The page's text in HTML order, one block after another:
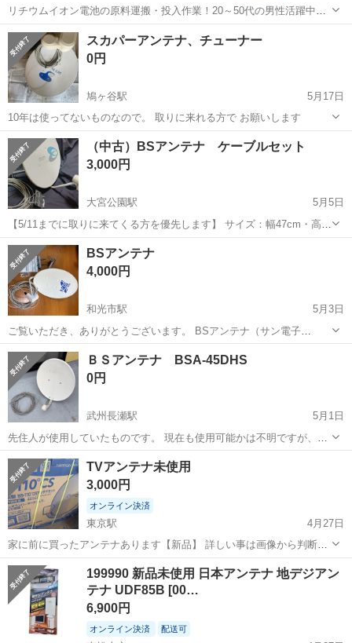
リチウムイオン電池の原料運搬・投入作業！20～50代の男性活躍中★
ワンルーム寮完備！赴任旅費会社負担！年間休日130日★フォークリフ
ト免許お持ちの方、活躍中！就業先食堂利用可★《神奈川県相模原
市》 人気の工場のお仕事 ◇電...
神奈川 相模原市 南橋本駅 その他
スカパーアンテナ、チューナー
0円
鳩ヶ谷駅
5月17日
10年は使ってないものなので。 取りに来れる方で お願いします
埼玉 川口市 鳩ヶ谷駅
（中古）BSアンテナ ケーブルセット
3,000円
大宮公園駅
5月5日
【5/11までに取りに来てくる方を優先します】 サイズ：幅47cm・高さ
53cm ケーブル：約10m 傷・汚れ等ありますので、写真をよくご確認
ください。 ✳多少の値引き相談可。 よろしくお願いいたします。
埼玉 さいたま市 大宮公園駅
BSアンテナ
4,000円
和光市駅
5月3日
ご覧いただき、ありがとうございます。 BSアンテナ（サン電子
CBK45S）になります。 昨年5月に購入・設置（集合住宅ベランダ）し
ましたが、今年3月に転勤に伴う引っ越しのため、取り外しました。
（約8ヶ月使用） 新たな...
埼玉 和光市
ＢＳアンテナ BSA-45DHS
0円
武州長瀬駅
5月1日
先住人が使用していたものです。 現在も使用可能かは不明ですが、ご
理解いただける方で、必要な方がいらっしゃいましたらお譲りいたし
ます。
埼玉 比企郡 武州長瀬駅 テレビ
TVアンテナ未使用
3,000円
オンライン決済
東京駅
4月27日
家に前に買ったアンテナあります【新品】 詳しい事は画像から判断し
て下さい。 直接引き渡し希望。
埼玉 熊谷市 東京駅 テレビ 画像
199990 新品未使用 日本アンテナ 地デジアン
テナ UDF85B [00…
6,900円
オンライン決済 配送可